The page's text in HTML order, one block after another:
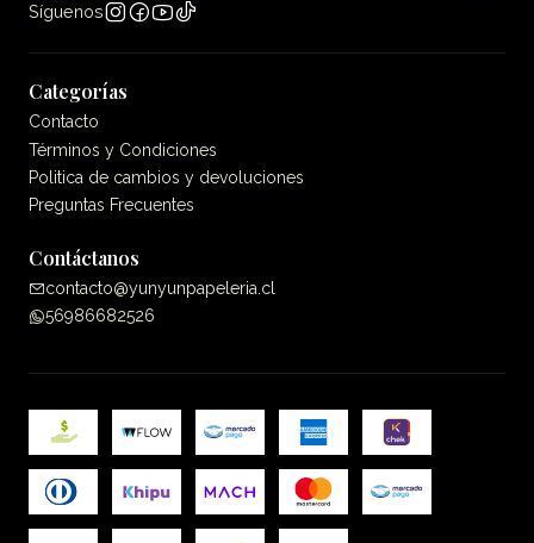
Síguenos
Categorías
Contacto
Términos y Condiciones
Politica de cambios y devoluciones
Preguntas Frecuentes
Contáctanos
contacto@yunyunpapeleria.cl
56986682526